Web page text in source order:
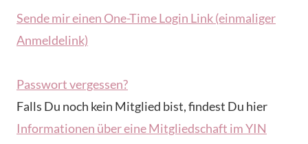
Sende mir einen One-Time Login Link (einmaliger
Anmeldelink)
Passwort vergessen?
Falls Du noch kein Mitglied bist, findest Du hier
Informationen über eine Mitgliedschaft im YIN